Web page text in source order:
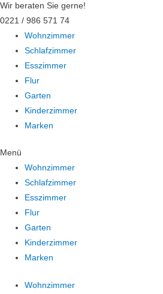
Wir beraten Sie gerne!
0221 / 986 571 74
Wohnzimmer
Schlafzimmer
Esszimmer
Flur
Garten
Kinderzimmer
Marken
Menü
Wohnzimmer
Schlafzimmer
Esszimmer
Flur
Garten
Kinderzimmer
Marken
Wohnzimmer